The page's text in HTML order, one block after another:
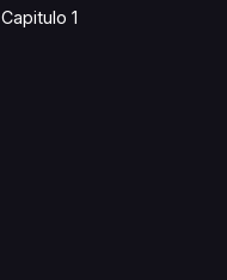
Capitulo 1